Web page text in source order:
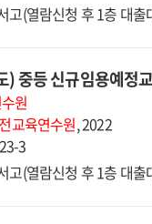
고(열람신청 후 1층 대출
) 중등 신규임용예정
원
교육연수원, 2022
3
고(열람신청 후 1층 대출